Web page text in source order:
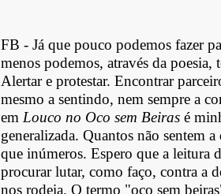
FB - Já que pouco podemos fazer
menos podemos, através da
Alertar e protestar. Encontrar
mesmo a sentindo, nem sempre a
em Louco no Oco sem Beirasé
generalizada. Quantos não sentem
que inúmeros. Espero que a leitura
procurar lutar, como faço, contra a
nos rodeia. O termo "oco sem